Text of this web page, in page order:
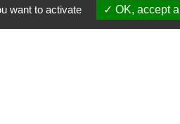
want to activate OK, accept all